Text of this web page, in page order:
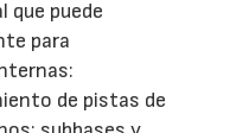
que puede
para
de pistas de